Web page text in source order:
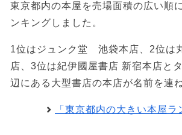
東京都内の本屋を売場面積の広い順
ンキングしました。
1位はジュンク堂 池袋本店、2位は
店、3位は紀伊國屋書店 新宿本店と
辺にある大型書店の本店が名前を連
「東京都内の大きい本屋